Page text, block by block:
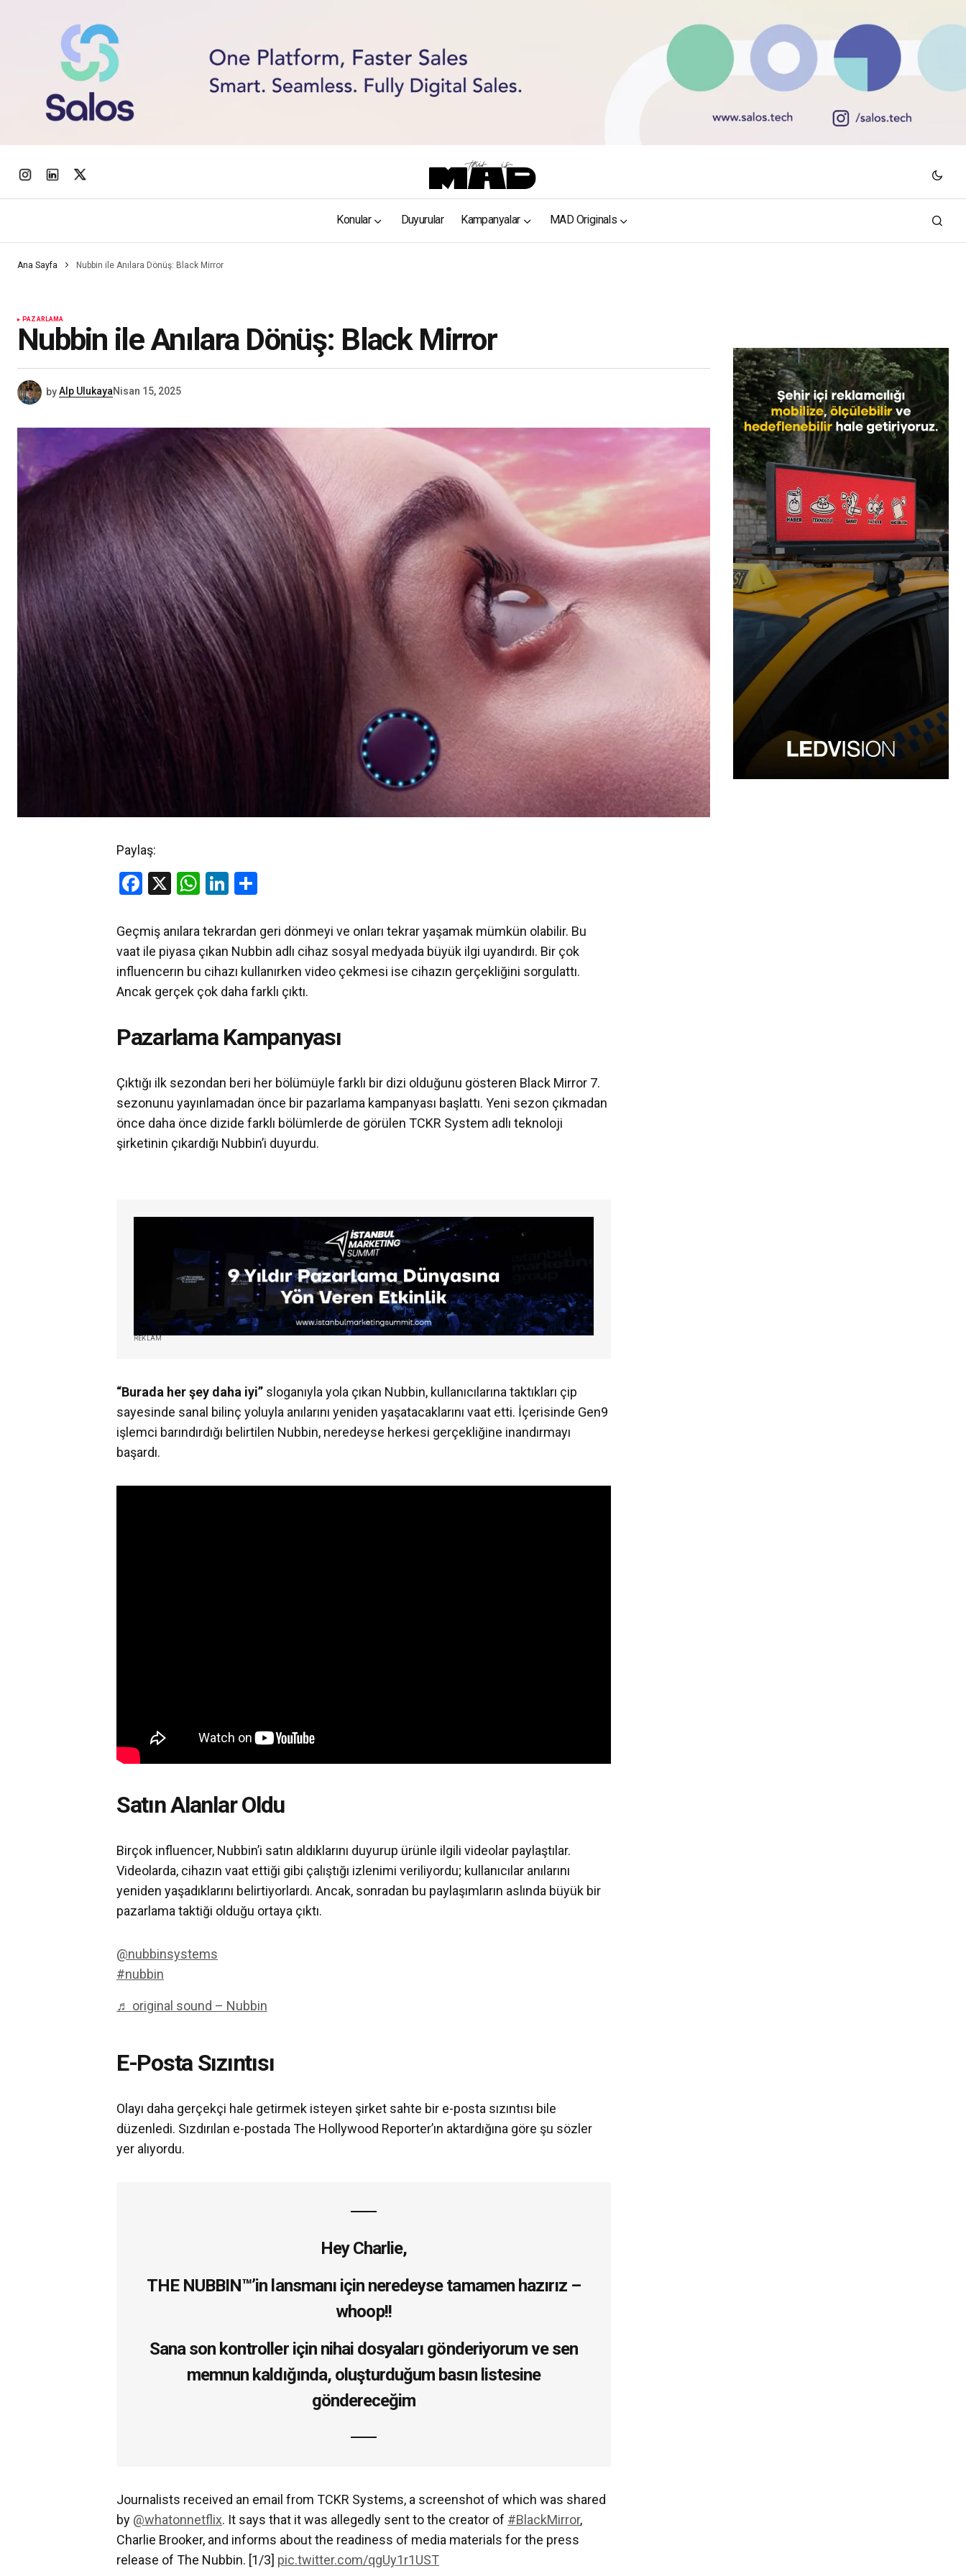
Konular Duyurular Kampanyalar MAD Originals
Ana Sayfa Nubbin ile Anılara Dönüş: Black Mirror
PAZARLAMA
Nubbin ile Anılara Dönüş: Black Mirror
byAlp UlukayaNisan 15, 2025
Paylaş:
Facebook
X WhatsApp
LinkedIn
Geçmiş anılara tekrardan geri dönmeyi ve onları tekrar yaşamak mümkün olabilir. Bu
vaat ile piyasa çıkan Nubbin adlı cihaz sosyal medyada büyük ilgi uyandırdı. Bir çok
influencerın bu cihazı kullanırken video çekmesi ise cihazın gerçekliğini sorgulattı.
Ancak gerçek çok daha farklı çıktı.
Pazarlama Kampanyası
Çıktığı ilk sezondan beri her bölümüyle farklı bir dizi olduğunu gösteren Black Mirror 7.
sezonunu yayınlamadan önce bir pazarlama kampanyası başlattı. Yeni sezon çıkmadan
önce daha önce dizide farklı bölümlerde de görülen TCKR System adlı teknoloji
şirketinin çıkardığı Nubbin’i duyurdu.
REKLAM
“Burada her şey daha iyi” sloganıyla yola çıkan Nubbin, kullanıcılarına taktıkları çip
sayesinde sanal bilinç yoluyla anılarını yeniden yaşatacaklarını vaat etti. İçerisinde Gen9
işlemci barındırdığı belirtilen Nubbin, neredeyse herkesi gerçekliğine inandırmayı
başardı.
Satın Alanlar Oldu
Birçok influencer, Nubbin’i satın aldıklarını duyurup ürünle ilgili videolar paylaştılar.
Videolarda, cihazın vaat ettiği gibi çalıştığı izlenimi veriliyordu; kullanıcılar anılarını
yeniden yaşadıklarını belirtiyorlardı. Ancak, sonradan bu paylaşımların aslında büyük bir
pazarlama taktiği olduğu ortaya çıktı.
@nubbinsystems
#nubbin
♬ original sound – Nubbin
E-Posta Sızıntısı
Olayı daha gerçekçi hale getirmek isteyen şirket sahte bir e-posta sızıntısı bile
düzenledi. Sızdırılan e-postada The Hollywood Reporter’ın aktardığına göre şu sözler
yer alıyordu.
Hey Charlie,
THE NUBBIN™’in lansmanı için neredeyse tamamen hazırız –
whoop!!
Sana son kontroller için nihai dosyaları gönderiyorum ve sen
memnun kaldığında, oluşturduğum basın listesine
göndereceğim
Journalists received an email from TCKR Systems, a screenshot of which was shared
by @whatonnetflix. It says that it was allegedly sent to the creator of #BlackMirror,
Charlie Brooker, and informs about the readiness of media materials for the press
release of The Nubbin. [1/3] pic.twitter.com/qgUy1r1UST